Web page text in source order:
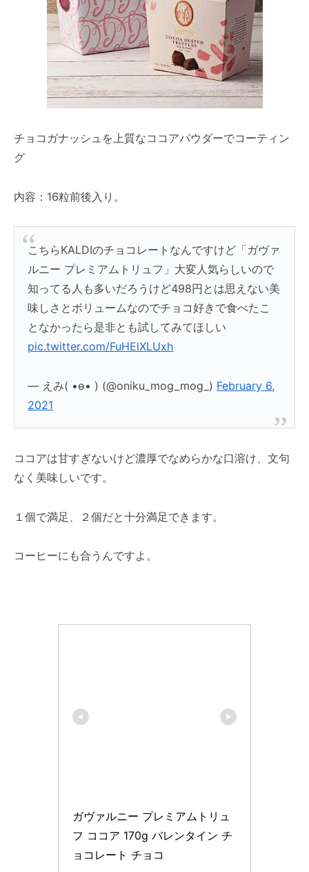
チョコガナッシュを上質なココアパウダーでコーティン
グ
内容：16粒前後入り。
こちらKALDIのチョコレートなんですけど「ガヴァ
ルニー プレミアムトリュフ」大変人気らしいので
知ってる人も多いだろうけど498円とは思えない美
味しさとボリュームなのでチョコ好きで食べたこ
となかったら是非とも試してみてほしい
pic.twitter.com/FuHElXLUxh
— えみ( •ө• ) (@oniku_mog_mog_) February 6,
2021
ココアは甘すぎないけど濃厚でなめらかな口溶け、文句
なく美味しいです。
１個で満足、２個だと十分満足できます。
コーヒーにも合うんですよ。
ガヴァルニー プレミアムトリュ
フ ココア 170g バレンタイン チ
ョコレート チョコ